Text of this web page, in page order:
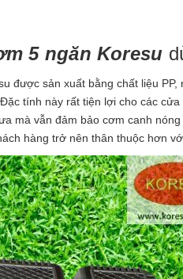
5 ngăn Koresu
được sản xuất bằng chất liệu
tính này rất tiện lợi cho các
mà vẫn đảm bảo cơm canh
hàng trở nên thân thuộc hơn